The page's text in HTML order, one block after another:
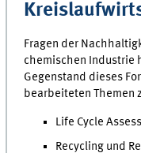
Fragen der
chemischen Industrie
Gegenstand dieses
bearbeiteten Themen
Life Cycle
Recycling und